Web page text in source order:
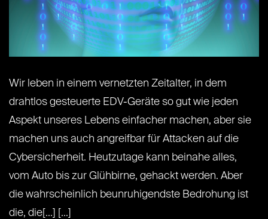
Wir leben in einem vernetzten Zeitalter, in dem
drahtlos gesteuerte EDV-Geräte so gut wie jeden
Aspekt unseres Lebens einfacher machen, aber sie
machen uns auch angreifbar für Attacken auf die
Cybersicherheit. Heutzutage kann beinahe alles,
vom Auto bis zur Glühbirne, gehackt werden. Aber
die wahrscheinlich beunruhigendste Bedrohung ist
die, die[...] [...]